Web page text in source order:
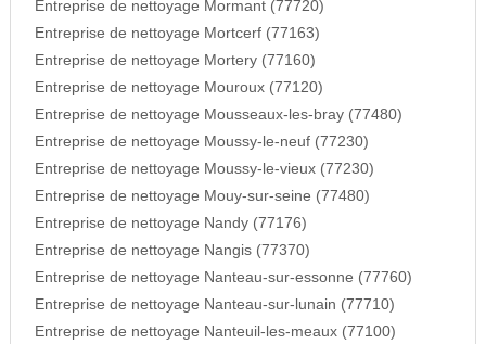
Entreprise de nettoyage Mormant (77720)
Entreprise de nettoyage Mortcerf (77163)
Entreprise de nettoyage Mortery (77160)
Entreprise de nettoyage Mouroux (77120)
Entreprise de nettoyage Mousseaux-les-bray (77480)
Entreprise de nettoyage Moussy-le-neuf (77230)
Entreprise de nettoyage Moussy-le-vieux (77230)
Entreprise de nettoyage Mouy-sur-seine (77480)
Entreprise de nettoyage Nandy (77176)
Entreprise de nettoyage Nangis (77370)
Entreprise de nettoyage Nanteau-sur-essonne (77760)
Entreprise de nettoyage Nanteau-sur-lunain (77710)
Entreprise de nettoyage Nanteuil-les-meaux (77100)